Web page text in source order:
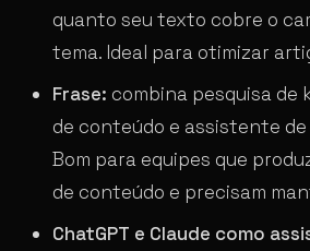
quanto seu texto cobre o
tema. Ideal para otimizar
Frase: combina pesquisa de
de conteúdo e assistente de
Bom para equipes que
de conteúdo e precisam
ChatGPT e Claude como